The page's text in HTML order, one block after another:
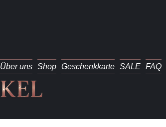
Über uns Shop Geschenkkarte SALE FAQ